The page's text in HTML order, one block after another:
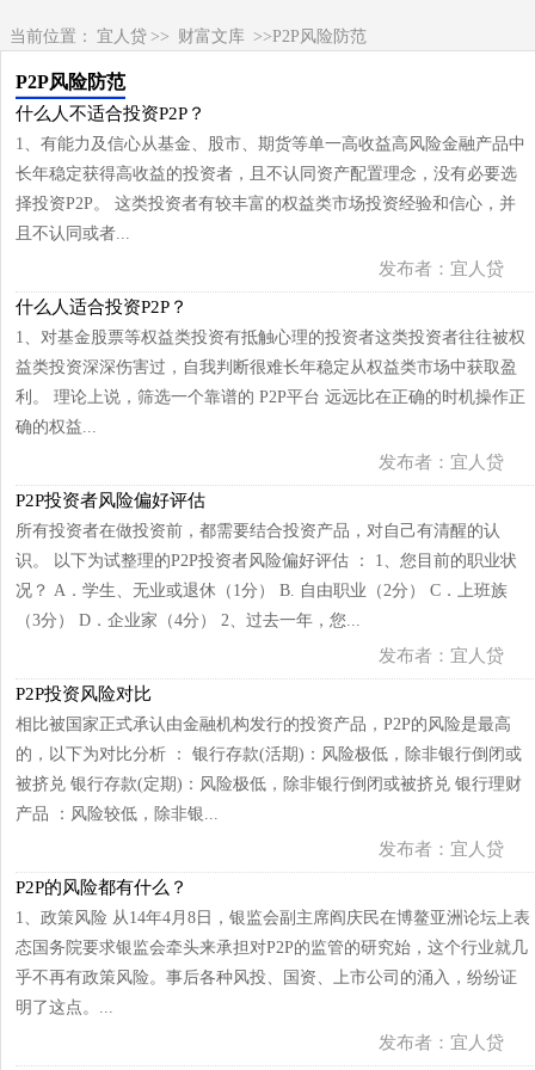
当前位置： 宜人贷 >> 财富文库 >>P2P风险防范
P2P风险防范
什么人不适合投资P2P？
1、有能力及信心从基金、股市、期货等单一高收益高风险金融产品中
长年稳定获得高收益的投资者，且不认同资产配置理念，没有必要选
择投资P2P。 这类投资者有较丰富的权益类市场投资经验和信心，并
且不认同或者...
发布者：宜人贷
什么人适合投资P2P？
1、对基金股票等权益类投资有抵触心理的投资者这类投资者往往被权
益类投资深深伤害过，自我判断很难长年稳定从权益类市场中获取盈
利。 理论上说，筛选一个靠谱的 P2P平台 远远比在正确的时机操作正
确的权益...
发布者：宜人贷
P2P投资者风险偏好评估
所有投资者在做投资前，都需要结合投资产品，对自己有清醒的认
识。 以下为试整理的P2P投资者风险偏好评估 ： 1、您目前的职业状
况？ A．学生、无业或退休（1分） B. 自由职业（2分） C．上班族
（3分） D．企业家（4分） 2、过去一年，您...
发布者：宜人贷
P2P投资风险对比
相比被国家正式承认由金融机构发行的投资产品，P2P的风险是最高
的，以下为对比分析 ： 银行存款(活期)：风险极低，除非银行倒闭或
被挤兑 银行存款(定期)：风险极低，除非银行倒闭或被挤兑 银行理财
产品 ：风险较低，除非银...
发布者：宜人贷
P2P的风险都有什么？
1、政策风险 从14年4月8日，银监会副主席阎庆民在博鳌亚洲论坛上表
态国务院要求银监会牵头来承担对P2P的监管的研究始，这个行业就几
乎不再有政策风险。事后各种风投、国资、上市公司的涌入，纷纷证
明了这点。...
发布者：宜人贷